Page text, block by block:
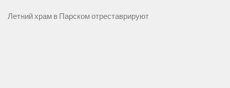
Летний храм в Парском отреставрируют